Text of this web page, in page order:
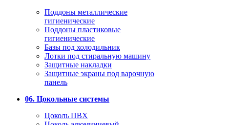
Поддоны металлические
гигиенические
Поддоны пластиковые
гигиенические
Базы под холодильник
Лотки под стиральную машину
Защитные накладки
Защитные экраны под варочную
панель
06. Цокольные системы
Цоколь ПВХ